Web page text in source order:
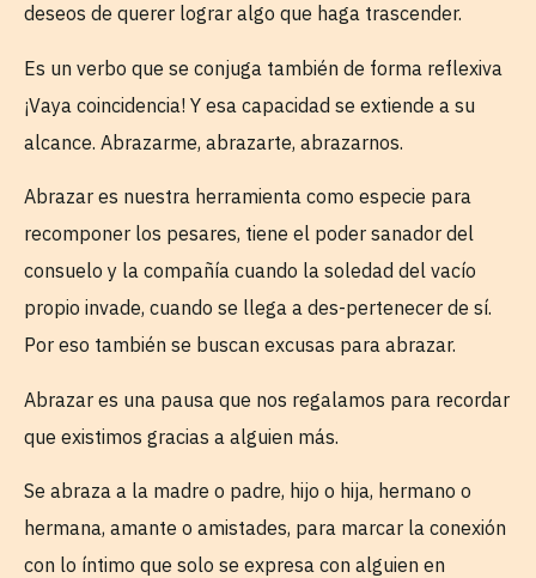
deseos de querer lograr algo que haga trascender.
Es un verbo que se conjuga también de forma reflexiva
¡Vaya coincidencia! Y esa capacidad se extiende a su
alcance. Abrazarme, abrazarte, abrazarnos.
Abrazar es nuestra herramienta como especie para
recomponer los pesares, tiene el poder sanador del
consuelo y la compañía cuando la soledad del vacío
propio invade, cuando se llega a des-pertenecer de sí.
Por eso también se buscan excusas para abrazar.
Abrazar es una pausa que nos regalamos para recordar
que existimos gracias a alguien más.
Se abraza a la madre o padre, hijo o hija, hermano o
hermana, amante o amistades, para marcar la conexión
con lo íntimo que solo se expresa con alguien en